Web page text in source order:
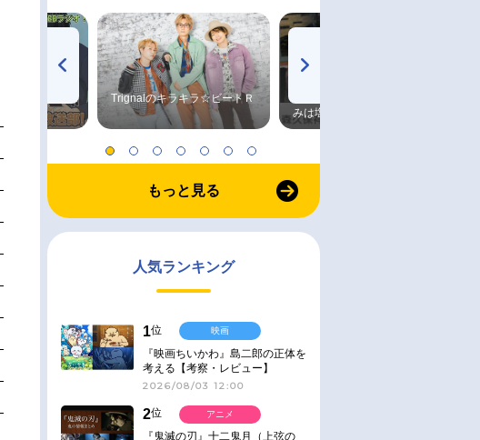
Trignalのキラキラ☆ビートＲ
みは塩だけ
もっと見る
人気ランキング
1位
『映画ちいかわ』島二郎の正体を
考える【考察・レビュー】
2026/08/03 12:00
映画
2位
『鬼滅の刃』十二鬼月（上弦の
アニメ